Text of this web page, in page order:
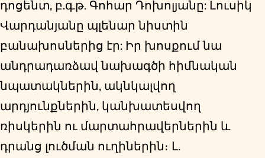
դոցենտ, բ.գ.թ. Գոհար Դոխոլյանը: Լուսիկ
Վարդանյանը պլենար նիստին
բանախոսներից էր: Իր խոսքում նա
անդրադառձավ նախագծի հիմնական
նպատակներին, ակնկալվող
արդյունքներին, կանխատեսվող
ռիսկերին ու մարտահրավերներին և
դրանց լուծման ուղիներին։ Լ.